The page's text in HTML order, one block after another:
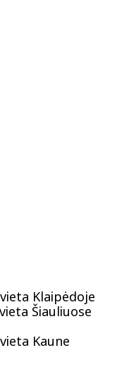
Klaipėdoje
Šiauliuose
Kaune